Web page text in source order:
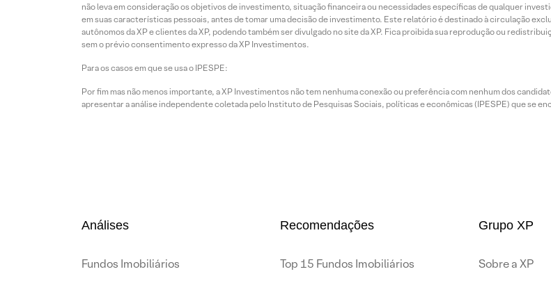
não leva em consideração os objetivos de investimento, situação financeira ou necessidades específicas de qualquer
em suas características pessoais, antes de tomar uma decisão de investimento. Este relatório é destinado à circulação
autônomos da XP e clientes da XP, podendo também ser divulgado no site da XP. Fica proibida sua reprodução ou
sem o prévio consentimento expresso da XP Investimentos.
Para os casos em que se usa o IPESPE:
Por fim mas não menos importante, a XP Investimentos não tem nenhuma conexão ou preferência com nenhum dos
apresentar a análise independente coletada pelo Instituto de Pesquisas Sociais, políticas e econômicas (IPESPE) que se
Análises
Fundos Imobiliários
Recomendações
Top 15 Fundos Imobiliários
Grupo XP
Sobre a XP